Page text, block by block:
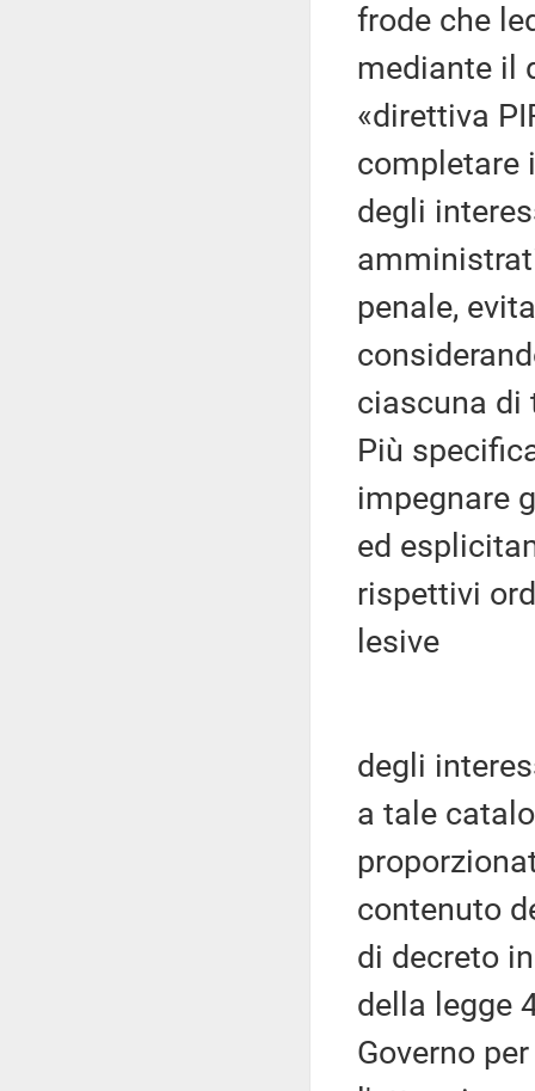
frode che
mediante il
«direttiva
completare
degli
penale,
ciascuna di
Più
impegnare
ed
rispettivi
lesive
degli
a tale
contenuto
di decreto
della legge
Governo